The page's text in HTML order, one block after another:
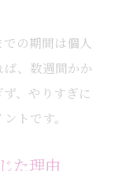
の期間は個人
、数週間かか
、やりすぎに
トです。
た理由